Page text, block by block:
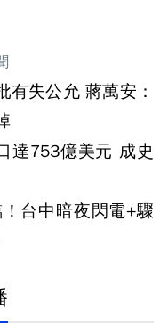
有失公允 蔣萬安：
達753億美元 成史
台中暗夜閃電+驟